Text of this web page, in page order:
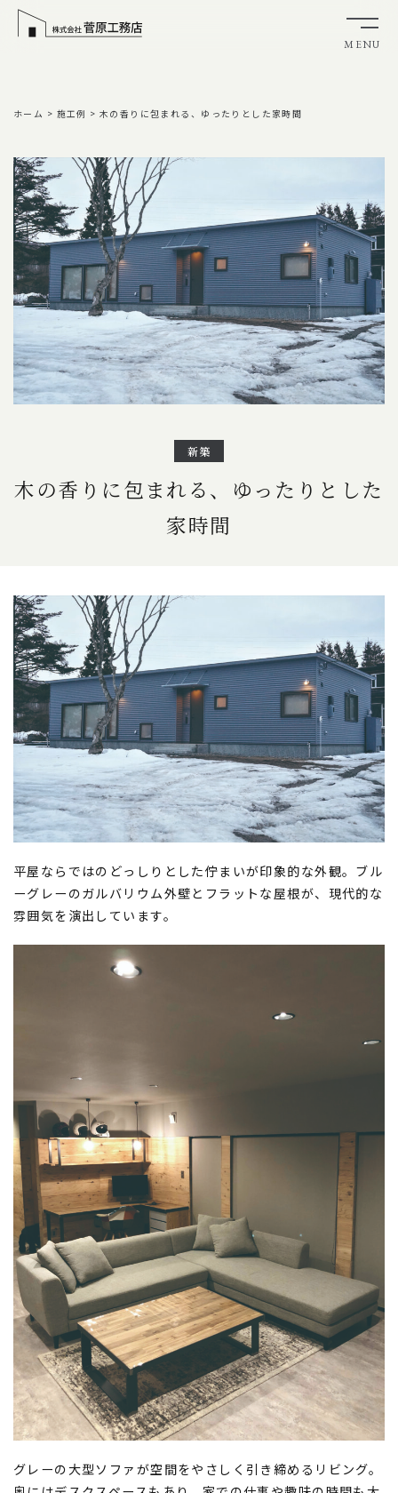
MENU
ホーム > 施工例 > 木の香りに包まれる、ゆったりとした家時間
新築
木の香りに包まれる、ゆったりとした
家時間
平屋ならではのどっしりとした佇まいが印象的な外観。ブル
ーグレーのガルバリウム外壁とフラットな屋根が、現代的な
雰囲気を演出しています。
グレーの大型ソファが空間をやさしく引き締めるリビング。